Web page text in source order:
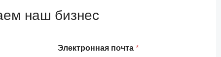
наш бизнес
Электронная почта *